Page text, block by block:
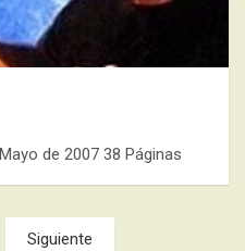
de 2007 38 Páginas
Siguiente